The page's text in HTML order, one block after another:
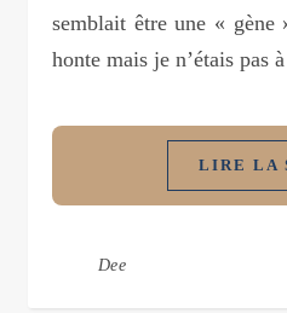
semblait être une « gène
honte mais je n’étais pas
LIRE LA
Dee